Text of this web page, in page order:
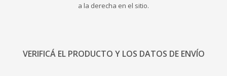
a la derecha en el sitio.
VERIFICÁ EL PRODUCTO Y LOS DATOS DE ENVÍO